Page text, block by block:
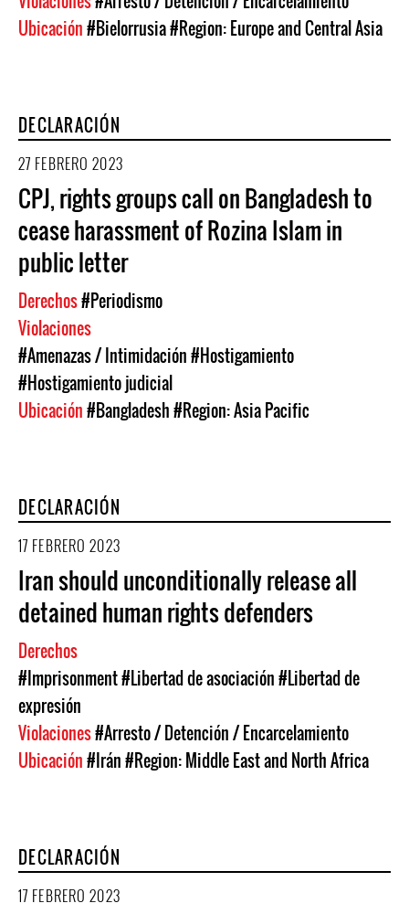
Ubicación#Bielorrusia#Region: Europe and Central Asia
DECLARACIÓN
27 FEBRERO 2023
CPJ, rights groups call on Bangladesh to
cease harassment of Rozina Islam in
public letter
Derechos#Periodismo
Violaciones
#Amenazas / Intimidación#Hostigamiento
#Hostigamiento judicial
Ubicación#Bangladesh#Region: Asia Pacific
DECLARACIÓN
17 FEBRERO 2023
Iran should unconditionally release all
detained human rights defenders
Derechos
#Imprisonment#Libertad de asociación#Libertad de
expresión
Violaciones#Arresto / Detención / Encarcelamiento
Ubicación#Irán#Region: Middle East and North Africa
DECLARACIÓN
17 FEBRERO 2023